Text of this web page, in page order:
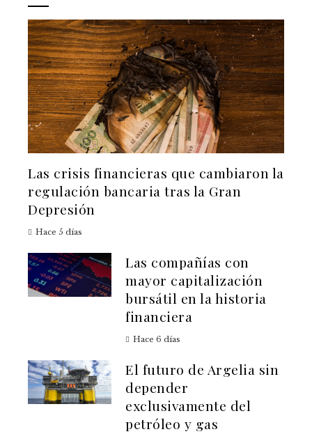
Las crisis financieras que cambiaron la
regulación bancaria tras la Gran
Depresión
Hace 5 días
Las compañías con
mayor capitalización
bursátil en la historia
financiera
Hace 6 días
El futuro de Argelia sin
depender
exclusivamente del
petróleo y gas